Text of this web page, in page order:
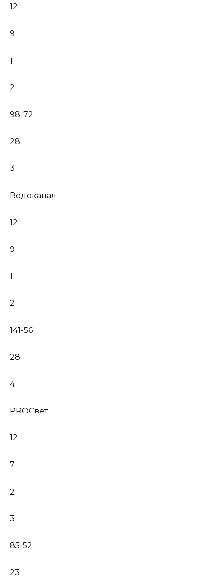
12
9
1
2
98-72
28
3
Водоканал
12
9
1
2
141-56
28
4
PROСвет
12
7
2
3
85-52
23